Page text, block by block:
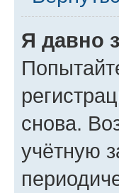
Я давно
снова.
учётную